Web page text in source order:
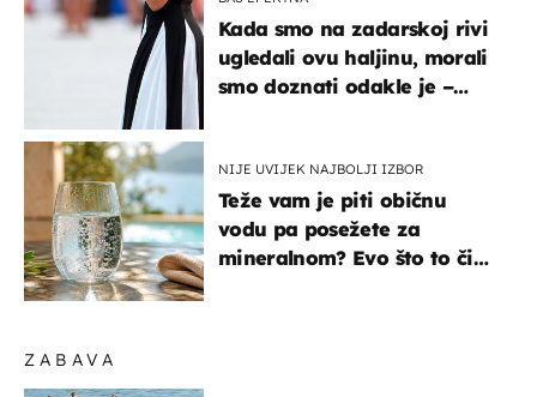
ZABAVA
Kada smo na zadarskoj rivi
ugledali ovu haljinu, morali
smo doznati odakle je –
NIJE UVIJEK NAJBOLJI IZBOR
Teže vam je piti običnu
vodu pa posežete za
mineralnom? Evo što to čini